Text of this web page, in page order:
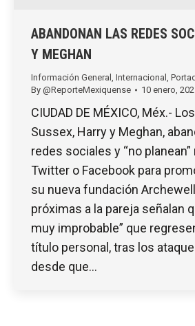
ABANDONAN LAS REDES
Y MEGHAN
Información General Internacional
By @ReporteMexiquense 10 enero,
CIUDAD DE MÉXICO, Méx.-
Sussex, Harry y Meghan,
redes sociales y “no planean”
Twitter o Facebook para
su nueva fundación
próximas a la pareja señalan
muy improbable” que
título personal, tras los
desde que…